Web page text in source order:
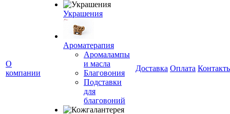
О
компании
Украшения
Ароматерапия
Аромалампы
и масла
Благовония
Подставки
для
благовоний
Доставка Оплата